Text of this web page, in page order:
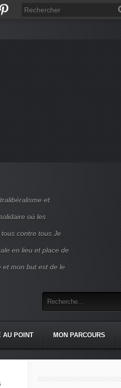
et
où les
contre tous Je
en lieu et place de
et mon but est de le
AU POINT MON PARCOURS